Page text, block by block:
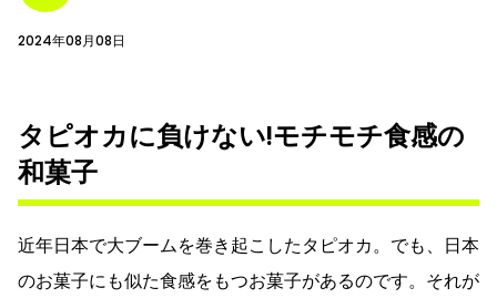
2024年08月08日
タピオカに負けない!モチモチ食感の
和菓子
近年日本で大ブームを巻き起こしたタピオカ。でも、日本
のお菓子にも似た食感をもつお菓子があるのです。それが